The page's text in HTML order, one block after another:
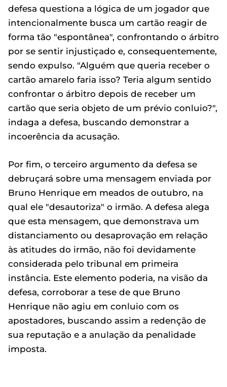
defesa questiona a lógica de um jogador que
intencionalmente busca um cartão reagir de
forma tão "espontânea", confrontando o árbitro
por se sentir injustiçado e, consequentemente,
sendo expulso. "Alguém que queria receber o
cartão amarelo faria isso? Teria algum sentido
confrontar o árbitro depois de receber um
cartão que seria objeto de um prévio conluio?",
indaga a defesa, buscando demonstrar a
incoerência da acusação.
Por fim, o terceiro argumento da defesa se
debruçará sobre uma mensagem enviada por
Bruno Henrique em meados de outubro, na
qual ele "desautoriza" o irmão. A defesa alega
que esta mensagem, que demonstrava um
distanciamento ou desaprovação em relação
às atitudes do irmão, não foi devidamente
considerada pelo tribunal em primeira
instância. Este elemento poderia, na visão da
defesa, corroborar a tese de que Bruno
Henrique não agiu em conluio com os
apostadores, buscando assim a redenção de
sua reputação e a anulação da penalidade
imposta.